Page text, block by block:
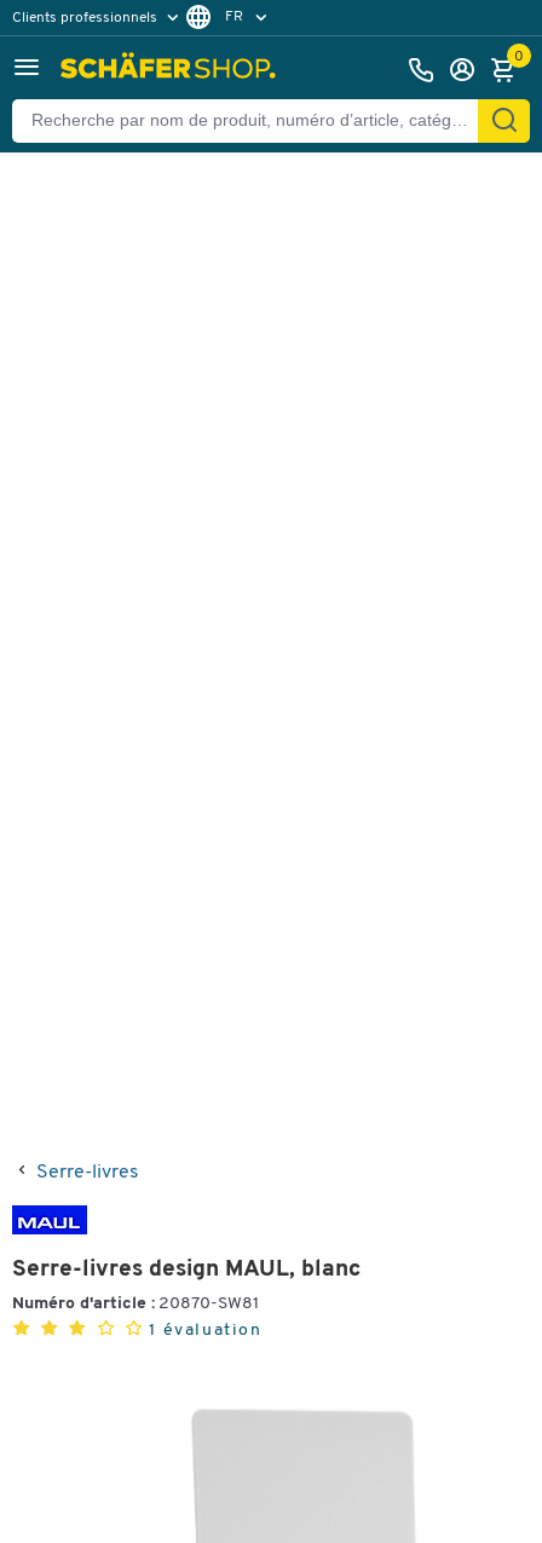
Clients professionnels
Clients particuliers
FR
0
Serre-livres
Serre-livres design MAUL, blanc
Numéro d'article : 20870-SW81
1 évaluation
Retour